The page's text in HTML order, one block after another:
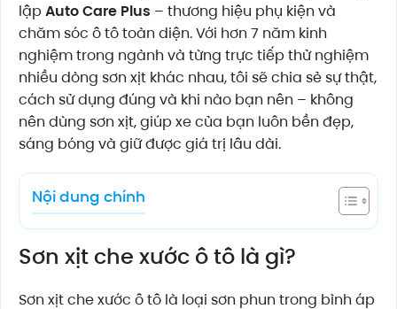
lập Auto Care Plus – thương hiệu phụ kiện và
chăm sóc ô tô toàn diện. Với hơn 7 năm kinh
nghiệm trong ngành và từng trực tiếp thử nghiệm
nhiều dòng sơn xịt khác nhau, tôi sẽ chia sẻ sự thật,
cách sử dụng đúng và khi nào bạn nên – không
nên dùng sơn xịt, giúp xe của bạn luôn bền đẹp,
sáng bóng và giữ được giá trị lâu dài.
Nội dung chính
Sơn xịt che xước ô tô là gì?
Sơn xịt che xước ô tô là loại sơn phun trong bình áp